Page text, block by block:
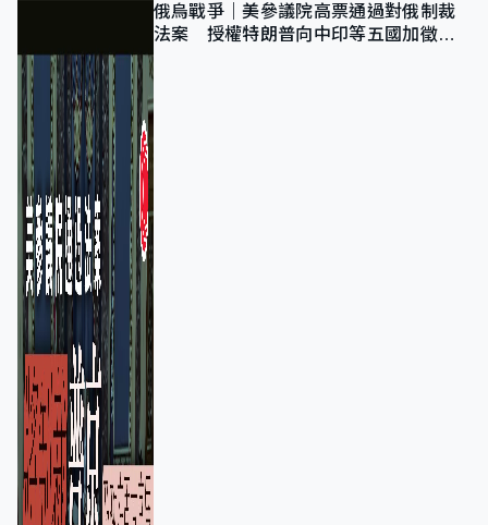
俄烏戰爭｜美參議院高票通過對俄制裁
法案 授權特朗普向中印等五國加徵
100%關稅